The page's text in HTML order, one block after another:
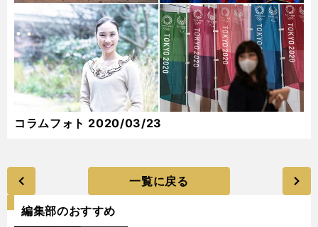
コラムフォト 2020/03/23
一覧に戻る
編集部のおすすめ